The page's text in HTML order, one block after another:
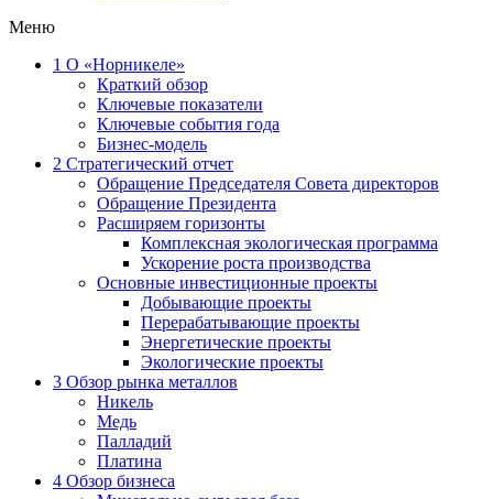
Меню
1 О «Норникеле»
Краткий обзор
Ключевые показатели
Ключевые события года
Бизнес-модель
2 Стратегический отчет
Обращение Председателя Совета директоров
Обращение Президента
Расширяем горизонты
Комплексная экологическая программа
Ускорение роста производства
Основные инвестиционные проекты
Добывающие проекты
Перерабатывающие проекты
Энергетические проекты
Экологические проекты
3 Обзор рынка металлов
Никель
Медь
Палладий
Платина
4 Обзор бизнеса